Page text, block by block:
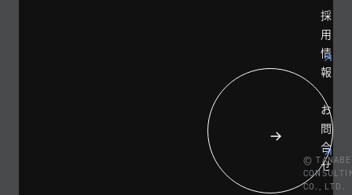
採
用
情
報
お
問
合
せ
© TANABE
CO., LTD.